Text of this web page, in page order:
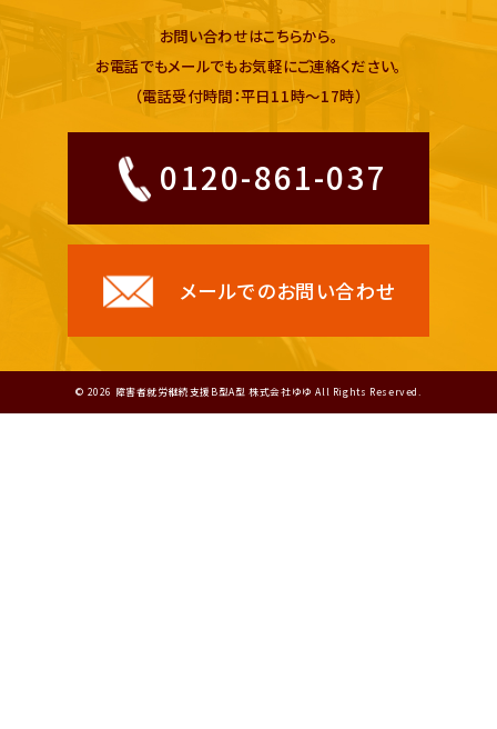
お問い合わせはこちらから。
お電話でもメールでもお気軽にご連絡ください。
（電話受付時間：平日11時〜17時）
0120-861-037
メールでのお問い合わせ
© 2026 障害者就労継続支援B型A型 株式会社ゆゆ All Rights Reserved.